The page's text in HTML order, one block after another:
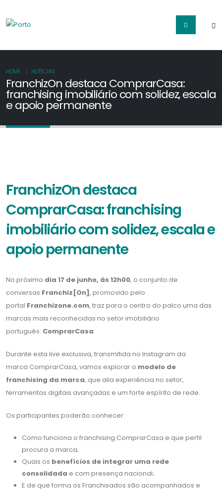
FranchizOn destaca ComprarCasa:
franchising imobiliário com solidez, escala
e apoio permanente
HOME NOTICIAS
FranchizOn destaca
ComprarCasa: franchising
imobiliário com solidez, escala e
apoio permanente
No próximo dia 17 de junho, às 12h00, o conjunto de
conversas Franchiz[On], promovido pelo
portal Franchizone.com, traz para o centro do palco uma das
marcas mais reconhecidas no setor imobiliário
português: ComprarCasa.
Durante esta live exclusiva, transmitida no Instagram da
marca ComprarCasa, vamos explorar o modelo de
franchising da marca, que alia experiência no setor,
ferramentas digitais avançadas e um forte espírito de rede.
Os participantes poderão conhecer:
Como funciona o franchising ComprarCasa e que perfil
procura a marca;
Quais os benefícios de integrar uma rede
consolidada e com presença nacional;
E de que forma os Franchisados são acompanhados e